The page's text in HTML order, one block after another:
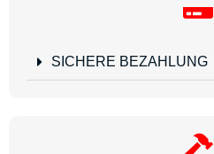
SICHERE BEZAHLUNG